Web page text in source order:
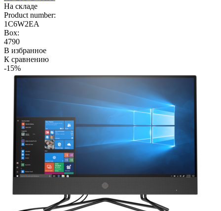
На складе
Product number:
1C6W2EA
Box:
4790
В избранное
К сравнению
-15%